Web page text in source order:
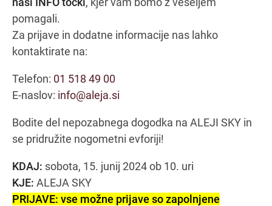
pomagali.
Za prijave in dodatne informacije nas lahko
kontaktirate na:
Telefon: 01 518 49 00
E-naslov: info@aleja.si
Bodite del nepozabnega dogodka na ALEJI SKY in
se pridružite nogometni evforiji!
KDAJ: sobota, 15. junij 2024 ob 10. uri
KJE: ALEJA SKY
PRIJAVE: vse možne prijave so zapolnjene